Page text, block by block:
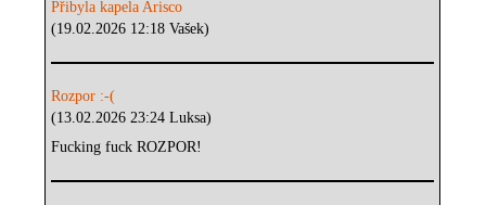
Přibyla kapela Arisco
(19.02.2026 12:18 Vašek)
Rozpor :-(
(13.02.2026 23:24 Luksa)
Fucking fuck ROZPOR!